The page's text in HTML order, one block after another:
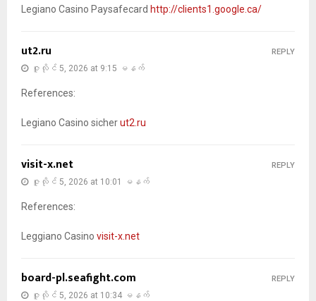
Legiano Casino Paysafecard http://clients1.google.ca/
ut2.ru
ဇူလိုင် 5, 2026 at 9:15 မနက်
References:
Legiano Casino sicherut2.ru
REPLY
visit-x.net
ဇူလိုင် 5, 2026 at 10:01 မနက်
References:
Leggiano Casino visit-x.net
REPLY
board-pl.seafight.com
ဇူလိုင် 5, 2026 at 10:34 မနက်
REPLY